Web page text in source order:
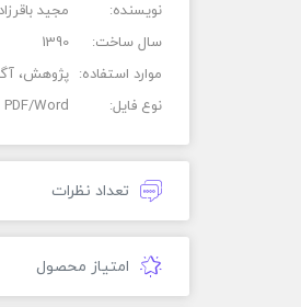
نویسنده:
مجید
سال ساخت:
1390
موارد استفاده: پژوهش،
نوع فایل:
PDF/Word
تعداد نظرات
امتیاز محصول